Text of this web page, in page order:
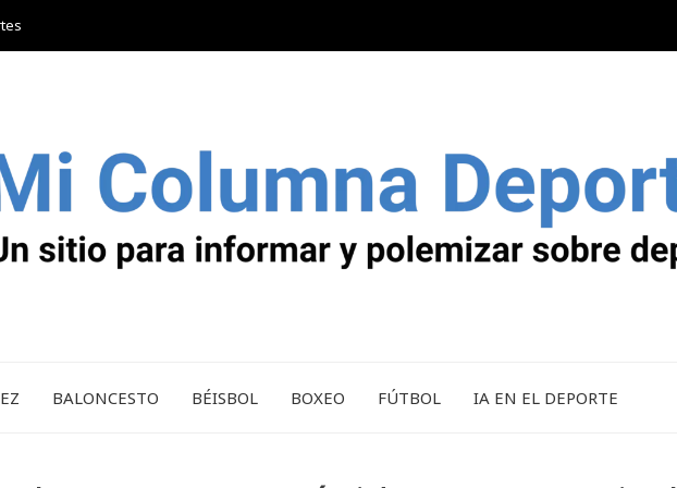
BALONCESTO BÉISBOL BOXEO FÚTBOL IA EN EL DEPORTE